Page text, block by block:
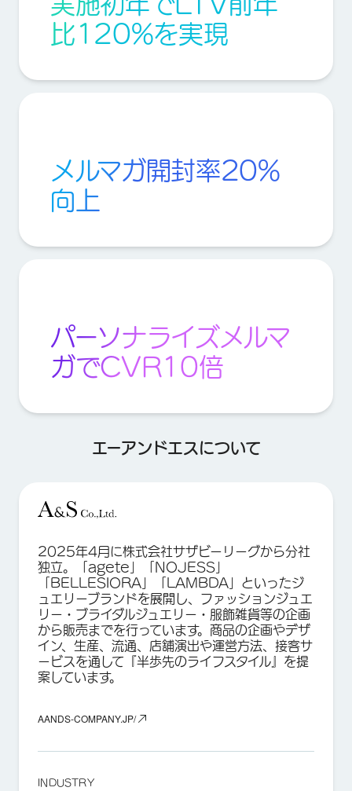
比120%を実現
メルマガ開封率20%
向上
パーソナライズメルマ
ガでCVR10倍
エーアンドエスについて
2025年4月に株式会社サザビーリーグから分社
独立。「agete」「NOJESS」
「BELLESIORA」「LAMBDA」といったジ
ュエリーブランドを展開し、ファッションジュエ
リー・ブライダルジュエリー・服飾雑貨等の企画
から販売までを行っています。商品の企画やデザ
イン、生産、流通、店舗演出や運営方法、接客サ
ービスを通して『半歩先のライフスタイル』を提
案しています。
AANDS-COMPANY.JP/
INDUSTRY